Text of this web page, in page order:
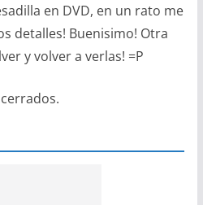
en DVD, en un rato me
detalles! Buenisimo! Otra
y volver a verlas! =P